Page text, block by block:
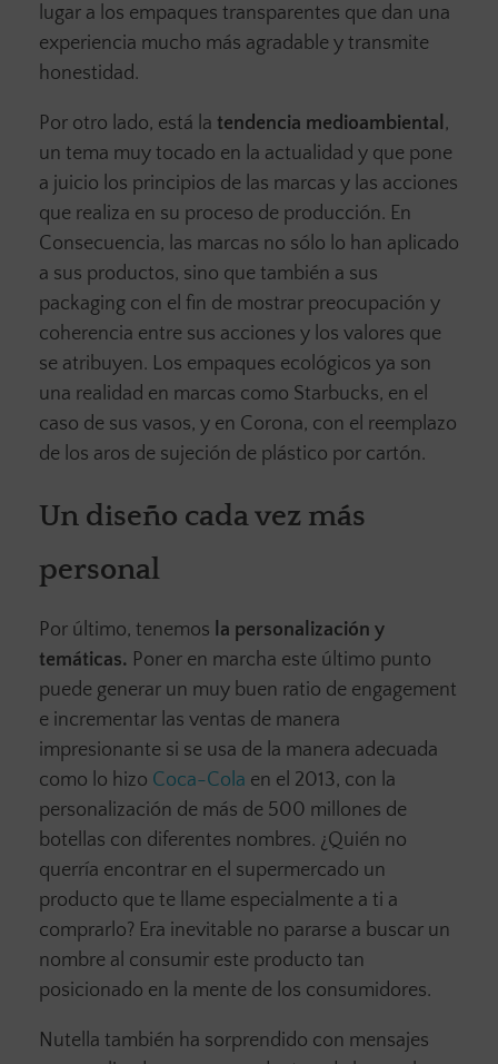
lugar a los empaques transparentes que dan una
experiencia mucho más agradable y transmite
honestidad.
Por otro lado, está la tendencia medioambiental,
un tema muy tocado en la actualidad y que pone
a juicio los principios de las marcas y las acciones
que realiza en su proceso de producción. En
Consecuencia, las marcas no sólo lo han aplicado
a sus productos, sino que también a sus
packaging con el fin de mostrar preocupación y
coherencia entre sus acciones y los valores que
se atribuyen. Los empaques ecológicos ya son
una realidad en marcas como Starbucks, en el
caso de sus vasos, y en Corona, con el reemplazo
de los aros de sujeción de plástico por cartón.
Un diseño cada vez más
personal
Por último, tenemos la personalización y
temáticas. Poner en marcha este último punto
puede generar un muy buen ratio de engagement
e incrementar las ventas de manera
impresionante si se usa de la manera adecuada
como lo hizo Coca-Cola en el 2013, con la
personalización de más de 500 millones de
botellas con diferentes nombres. ¿Quién no
querría encontrar en el supermercado un
producto que te llame especialmente a ti a
comprarlo? Era inevitable no pararse a buscar un
nombre al consumir este producto tan
posicionado en la mente de los consumidores.
Nutella también ha sorprendido con mensajes